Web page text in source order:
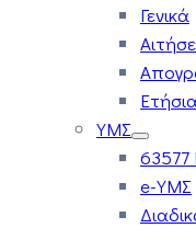
Γενικά
ΥΜΣ
63577
e-ΥΜΣ